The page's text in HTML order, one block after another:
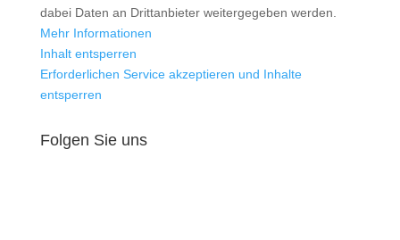
dabei Daten an Drittanbieter weitergegeben werden.
Mehr Informationen
Inhalt entsperren
Erforderlichen Service akzeptieren und Inhalte
entsperren
Folgen Sie uns